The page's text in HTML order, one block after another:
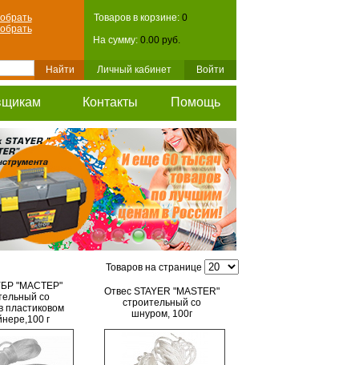
Товаров в корзине: 0
На сумму: 0.00 руб.
Личный кабинет Войти
Контакты Помощь
Товаров на странице
"МАСТЕР"
со
пластиковом
г
Отвес STAYER "MASTER"
строительный со
шнуром, 100г